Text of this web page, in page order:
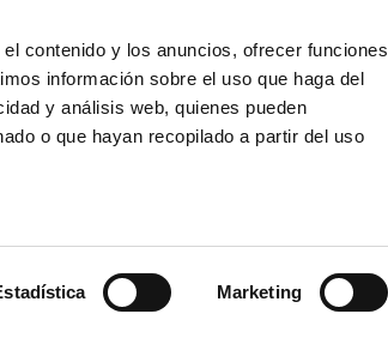
contenido y los anuncios, ofrecer funciones
información sobre el uso que haga del
y análisis web, quienes pueden
o que hayan recopilado a partir del uso
Marketing
Basauri (Bizkaia) Spain
B01292903
487 1500
Datenschutz Cookie-Richtlinie